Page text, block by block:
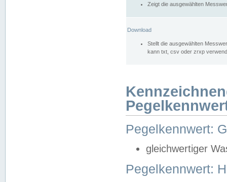
Zeigt die ausgewählten
Download
Stellt die ausgewählten
kann txt, csv oder zrxp
Pegelkennwert:
gleichwertiger
Pegelkennwert: